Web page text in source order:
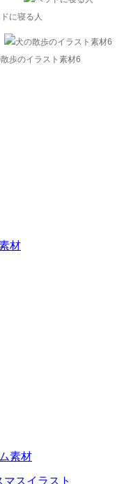
に寝る人
歩のイラスト素材6